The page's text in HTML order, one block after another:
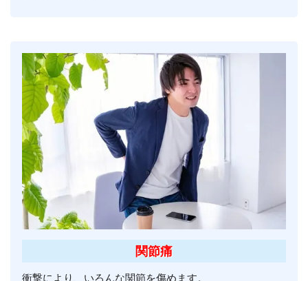
関節痛
衝撃により、いろんな関節を傷めます。